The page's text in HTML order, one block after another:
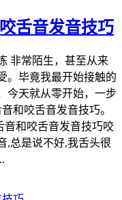
舌音发音技巧
非常陌生，甚至从来
。毕竟我最开始接触的
今天就从零开始，一步
和咬舌音发音技巧。
和咬舌音发音技巧咬
,总是说不好,我舌头很